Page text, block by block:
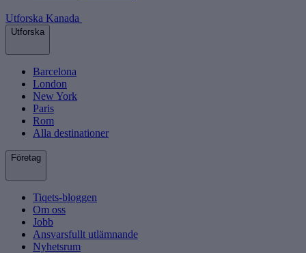
Utforska Kanada
Utforska
Barcelona
London
New York
Paris
Rom
Alla destinationer
Företag
Tiqets-bloggen
Om oss
Jobb
Ansvarsfullt utlämnande
Nyhetsrum